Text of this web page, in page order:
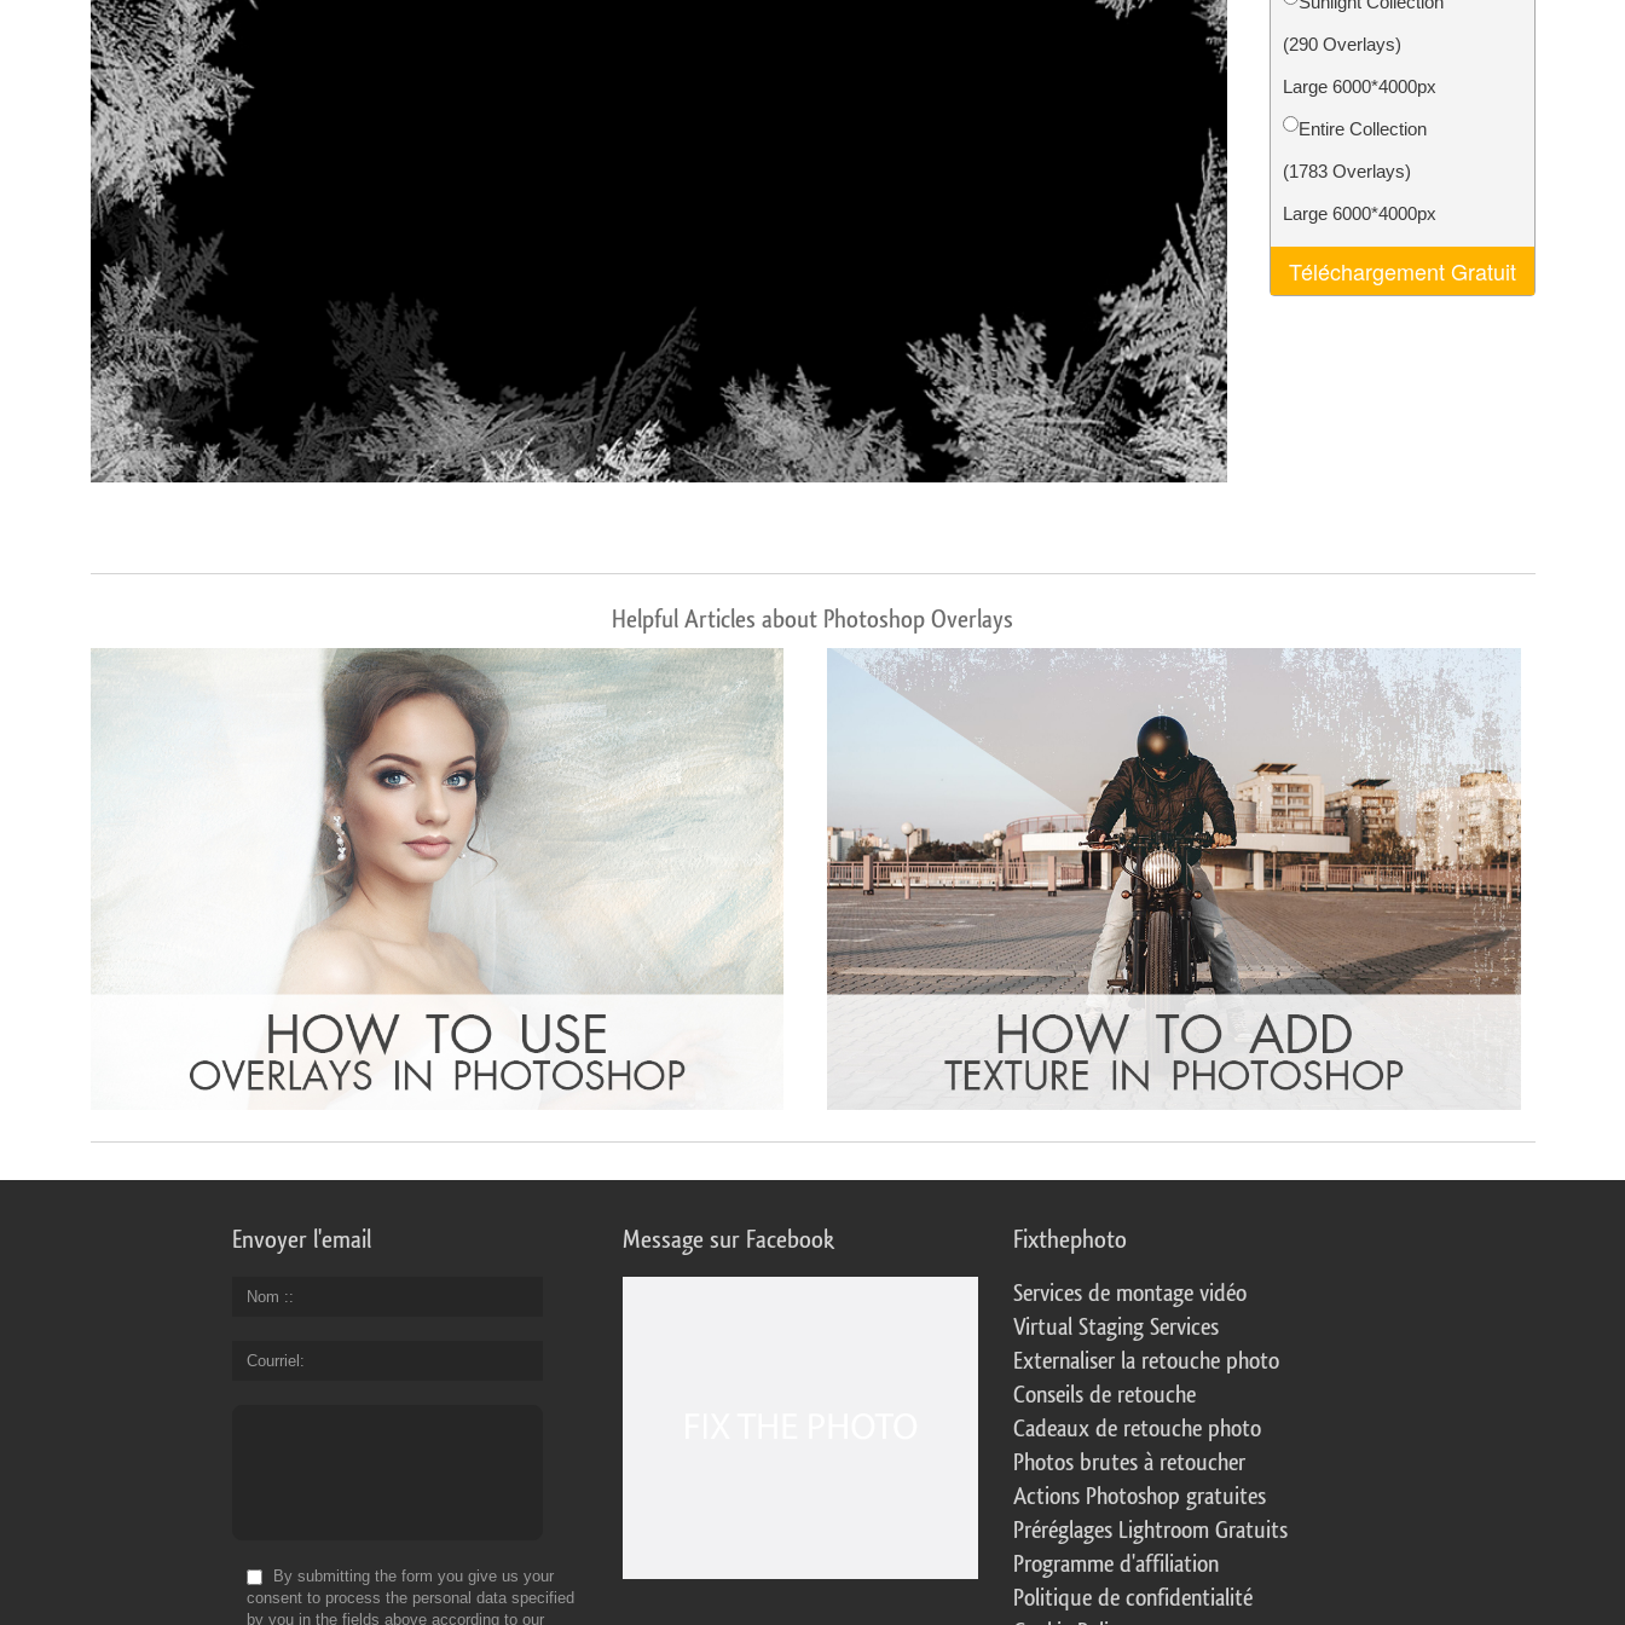
Video Editing Services
(290 Overlays)
Large 6000*4000px
Entire Collection
(1783 Overlays)
Large 6000*4000px
Téléchargement Gratuit
Helpful Articles about Photoshop Overlays
Envoyer l'email
Nom :
Courriel
By submitting the form you give us your
consent to process the personal data specified
by you in the fields above according to our
Message sur Facebook Fixthephoto
Services de montage vidéo
Virtual Staging Services
Externaliser la retouche photo
Conseils de retouche
Cadeaux de retouche photo
Photos brutes à retoucher
Actions Photoshop gratuites
Préréglages Lightroom Gratuits
Programme d'affiliation
Politique de confidentialité